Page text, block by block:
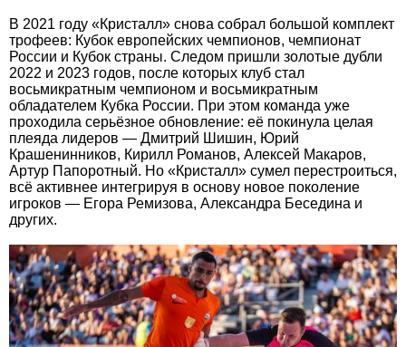
В 2021 году «Кристалл» снова собрал большой комплект
трофеев: Кубок европейских чемпионов, чемпионат
России и Кубок страны. Следом пришли золотые дубли
2022 и 2023 годов, после которых клуб стал
восьмикратным чемпионом и восьмикратным
обладателем Кубка России. При этом команда уже
проходила серьёзное обновление: её покинула целая
плеяда лидеров — Дмитрий Шишин, Юрий
Крашенинников, Кирилл Романов, Алексей Макаров,
Артур Папоротный. Но «Кристалл» сумел перестроиться,
всё активнее интегрируя в основу новое поколение
игроков — Егора Ремизова, Александра Беседина и
других.